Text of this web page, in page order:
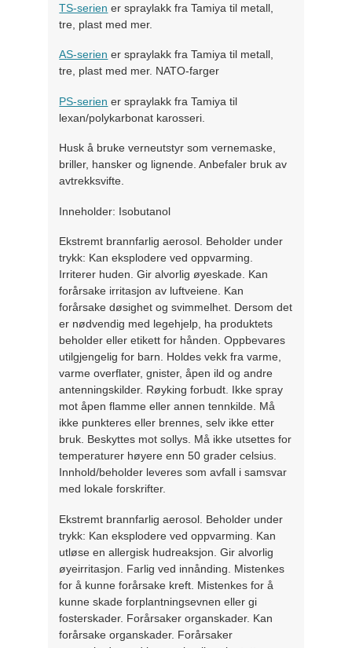
TS-serien er spraylakk fra Tamiya til metall,
tre, plast med mer.
AS-serien er spraylakk fra Tamiya til metall,
tre, plast med mer. NATO-farger
PS-serien er spraylakk fra Tamiya til
lexan/polykarbonat karosseri.
Husk å bruke verneutstyr som vernemaske,
briller, hansker og lignende. Anbefaler bruk av
avtrekksvifte.
Inneholder: Isobutanol
Ekstremt brannfarlig aerosol. Beholder under
trykk: Kan eksplodere ved oppvarming.
Irriterer huden. Gir alvorlig øyeskade. Kan
forårsake irritasjon av luftveiene. Kan
forårsake døsighet og svimmelhet. Dersom det
er nødvendig med legehjelp, ha produktets
beholder eller etikett for hånden. Oppbevares
utilgjengelig for barn. Holdes vekk fra varme,
varme overflater, gnister, åpen ild og andre
antenningskilder. Røyking forbudt. Ikke spray
mot åpen flamme eller annen tennkilde. Må
ikke punkteres eller brennes, selv ikke etter
bruk. Beskyttes mot sollys. Må ikke utsettes for
temperaturer høyere enn 50 grader celsius.
Innhold/beholder leveres som avfall i samsvar
med lokale forskrifter.
Ekstremt brannfarlig aerosol. Beholder under
trykk: Kan eksplodere ved oppvarming. Kan
utløse en allergisk hudreaksjon. Gir alvorlig
øyeirritasjon. Farlig ved innånding. Mistenkes
for å kunne forårsake kreft. Mistenkes for å
kunne skade forplantningsevnen eller gi
fosterskader. Forårsaker organskader. Kan
forårsake organskader. Forårsaker